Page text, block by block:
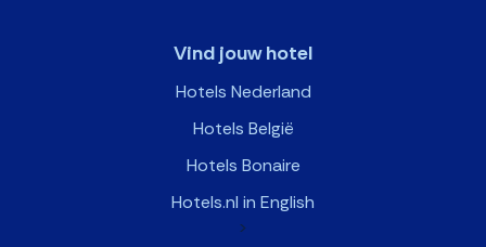
Vind jouw hotel
Hotels Nederland
Hotels België
Hotels Bonaire
Hotels.nl in English
>